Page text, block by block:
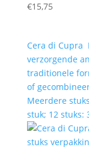
€15,75
Cera di Cupra
verzorgende
traditionele
of
Meerdere
stuk; 12 stuks: